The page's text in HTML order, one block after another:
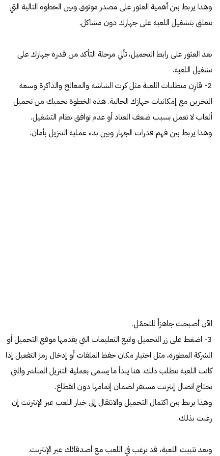
وهذا يربط بين أهمية العثور على مصدر موثوق وبين الخطوة التالية التي
تتعلق بتشغيل اللعبة على جهازك دون مشاكل.
بعد العثور على رابط التحميل، تأتي مرحلة التأكد من قدرة جهازك على
تشغيل اللعبة.
2- قارِن متطلبات اللعبة مثل كرت الشاشة والمعالج والذاكرة وسعة
التخزين مع إمكانيات جهازك الحالية. هذه الخطوة تحميك من تحميل
ألعاب لا تعمل بسبب ضعف العتاد أو عدم توافق نظام التشغيل.
وهذا يربط بين فهم قدرات الجهاز وبين بدء عملية التنزيل بأمان.
الآن أصبحت جاهزاً للتحمّل.
3- اضغط على زر التحميل واتبع التعليمات التي يقدمها موقع التحميل أو
الشركة المطورة، مثل اختيار مكان حفظ الملفات أو إدخال رمز التفعيل إذا
كانت اللعبة تتطلب ذلك. هنا يبدأ ما يسمى بعملية التنزيل المباشر والتي
تحتاج اتصال إنترنت مستقر لضمان إتمامها دون انقطاع.
وهذا يربط بين اكتمال التحميل والانتقال إلى خيار اللعب عبر الإنترنت إن
رغبت بذلك.
وبعد تثبيت اللعبة، قد ترغب في اللعب مع أصدقائك عبر الإنترنت.